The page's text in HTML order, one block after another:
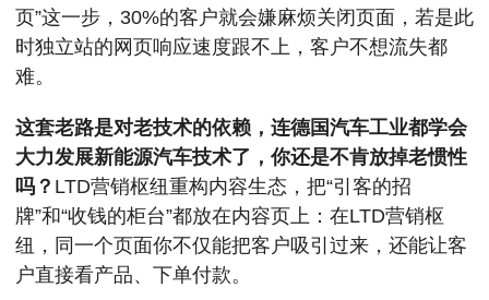
页”这一步，30%的客户就会嫌麻烦关闭页面，若是此
时独立站的网页响应速度跟不上，客户不想流失都
难。
这套老路是对老技术的依赖，连德国汽车工业都学会
大力发展新能源汽车技术了，你还是不肯放掉老惯性
吗？ LTD营销枢纽重构内容生态，把“引客的招
牌”和“收钱的柜台”都放在内容页上：在LTD营销枢
纽，同一个页面你不仅能把客户吸引过来，还能让客
户直接看产品、下单付款。